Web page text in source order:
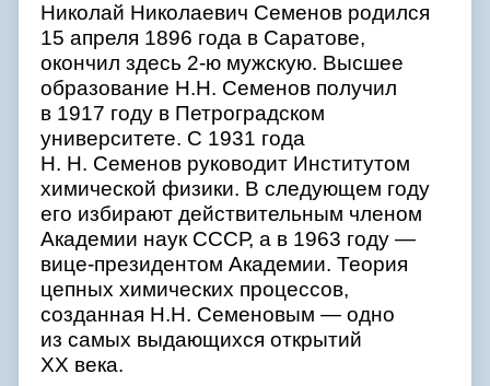
Николай Николаевич Семенов родился
15 апреля 1896 года в Саратове,
окончил здесь 2-ю мужскую. Высшее
образование Н.Н. Семенов получил
в 1917 году в Петроградском
университете. С 1931 года
Н. Н. Семенов руководит Институтом
химической физики. В следующем году
его избирают действительным членом
Академии наук СССР, а в 1963 году —
вице-президентом Академии. Теория
цепных химических процессов,
созданная Н.Н. Семеновым — одно
из самых выдающихся открытий
XX века.